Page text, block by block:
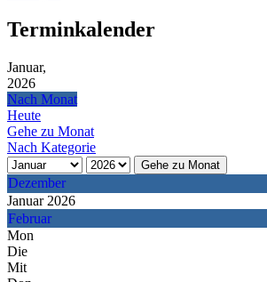
Terminkalender
Januar,
2026
Nach Monat
Heute
Gehe zu Monat
Nach Kategorie
Gehe zu Monat
Dezember
Januar 2026
Februar
Mon
Die
Mit